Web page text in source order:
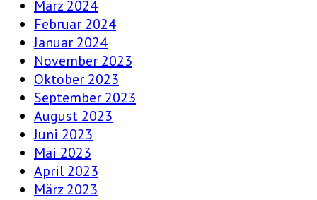
März 2024
Februar 2024
Januar 2024
November 2023
Oktober 2023
September 2023
August 2023
Juni 2023
Mai 2023
April 2023
März 2023